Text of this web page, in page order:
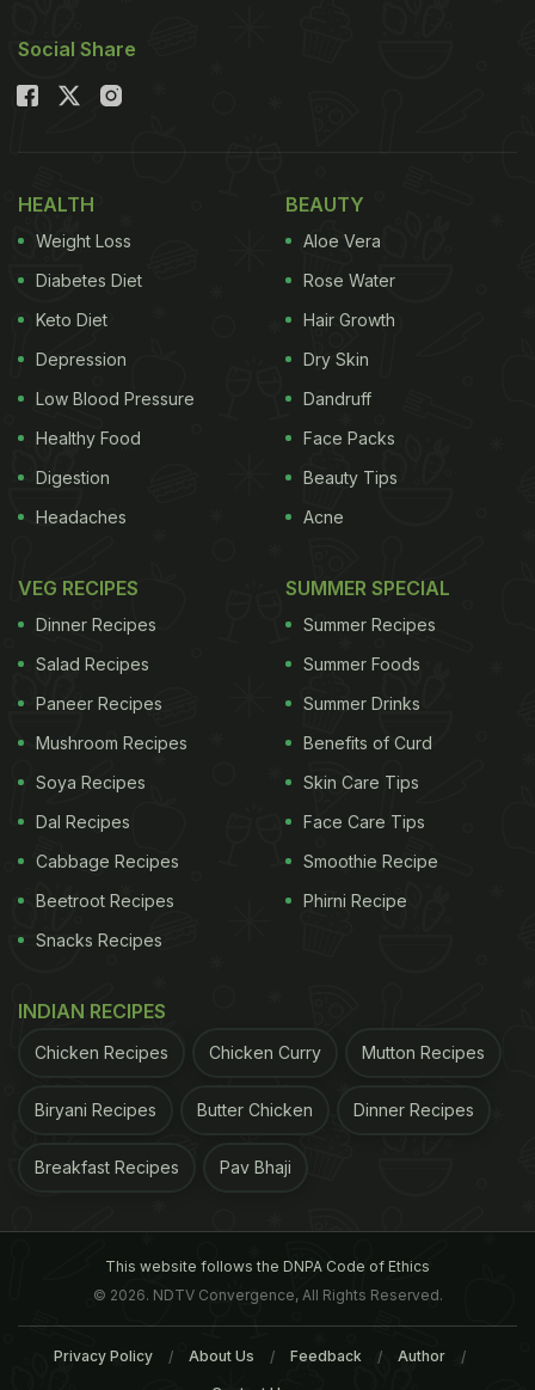
Social Share
HEALTH
Weight Loss
Diabetes Diet
Keto Diet
Depression
Low Blood Pressure
Healthy Food
Digestion
Headaches
BEAUTY
Aloe Vera
Rose Water
Hair Growth
Dry Skin
Dandruff
Face Packs
Beauty Tips
Acne
VEG RECIPES
Dinner Recipes
Salad Recipes
Paneer Recipes
Mushroom Recipes
Soya Recipes
Dal Recipes
Cabbage Recipes
Beetroot Recipes
Snacks Recipes
SUMMER SPECIAL
Summer Recipes
Summer Foods
Summer Drinks
Benefits of Curd
Skin Care Tips
Face Care Tips
Smoothie Recipe
Phirni Recipe
INDIAN RECIPES
Chicken Recipes Chicken Curry Mutton Recipes
Biryani Recipes Butter Chicken Dinner Recipes
Breakfast Recipes Pav Bhaji
This website follows the DNPA Code of Ethics
© 2026. NDTV Convergence, All Rights Reserved.
Privacy Policy About Us Feedback Author